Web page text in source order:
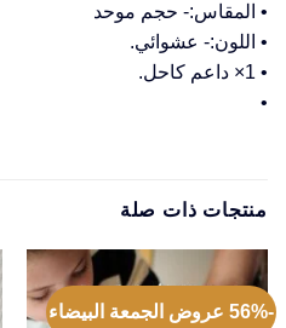
• المقاس:- حجم موحد
• اللون:- عشوائي.
• 1× داعم كاحل.
•
منتجات ذات صلة
-56% عروض الجمعة البيضاء